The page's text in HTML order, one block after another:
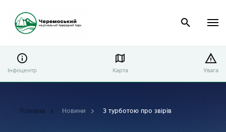
Інфоцентр Карта Увага
Головна Новини З турботою про звірів